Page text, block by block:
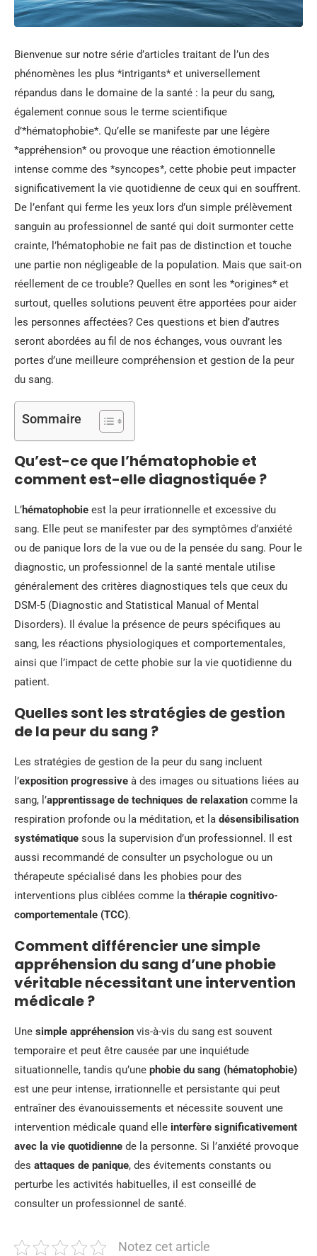
Bienvenue sur notre série d’articles traitant de l’un des
phénomènes les plus *intrigants* et universellement
répandus dans le domaine de la santé : la peur du sang,
également connue sous le terme scientifique
d’*hématophobie*. Qu’elle se manifeste par une légère
*appréhension* ou provoque une réaction émotionnelle
intense comme des *syncopes*, cette phobie peut impacter
significativement la vie quotidienne de ceux qui en souffrent.
De l’enfant qui ferme les yeux lors d’un simple prélèvement
sanguin au professionnel de santé qui doit surmonter cette
crainte, l’hématophobie ne fait pas de distinction et touche
une partie non négligeable de la population. Mais que sait-on
réellement de ce trouble? Quelles en sont les *origines* et
surtout, quelles solutions peuvent être apportées pour aider
les personnes affectées? Ces questions et bien d’autres
seront abordées au fil de nos échanges, vous ouvrant les
portes d’une meilleure compréhension et gestion de la peur
du sang.
Sommaire
Qu’est-ce que l’hématophobie et
comment est-elle diagnostiquée ?
L’hématophobie est la peur irrationnelle et excessive du
sang. Elle peut se manifester par des symptômes d’anxiété
ou de panique lors de la vue ou de la pensée du sang. Pour le
diagnostic, un professionnel de la santé mentale utilise
généralement des critères diagnostiques tels que ceux du
DSM-5 (Diagnostic and Statistical Manual of Mental
Disorders). Il évalue la présence de peurs spécifiques au
sang, les réactions physiologiques et comportementales,
ainsi que l’impact de cette phobie sur la vie quotidienne du
patient.
Quelles sont les stratégies de gestion
de la peur du sang ?
Les stratégies de gestion de la peur du sang incluent
l’exposition progressive à des images ou situations liées au
sang, l’apprentissage de techniques de relaxation comme la
respiration profonde ou la méditation, et la désensibilisation
systématique sous la supervision d’un professionnel. Il est
aussi recommandé de consulter un psychologue ou un
thérapeute spécialisé dans les phobies pour des
interventions plus ciblées comme la thérapie cognitivo-
comportementale (TCC).
Comment différencier une simple
appréhension du sang d’une phobie
véritable nécessitant une intervention
médicale ?
Une simple appréhension vis-à-vis du sang est souvent
temporaire et peut être causée par une inquiétude
situationnelle, tandis qu’une phobie du sang (hématophobie)
est une peur intense, irrationnelle et persistante qui peut
entraîner des évanouissements et nécessite souvent une
intervention médicale quand elle interfère significativement
avec la vie quotidienne de la personne. Si l’anxiété provoque
des attaques de panique, des évitements constants ou
perturbe les activités habituelles, il est conseillé de
consulter un professionnel de santé.
Notez cet article